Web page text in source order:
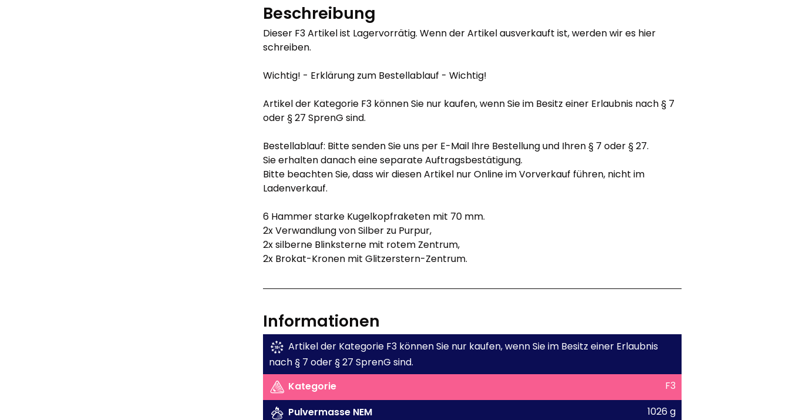
Beschreibung
Dieser F3 Artikel ist Lagervorrätig. Wenn der Artikel ausverkauft ist, werden wir es hier
schreiben.
Wichtig! - Erklärung zum Bestellablauf - Wichtig!
Artikel der Kategorie F3 können Sie nur kaufen, wenn Sie im Besitz einer Erlaubnis nach § 7
oder § 27 SprenG sind.
Bestellablauf: Bitte senden Sie uns per E-Mail Ihre Bestellung und Ihren § 7 oder § 27.
Sie erhalten danach eine separate Auftragsbestätigung.
Bitte beachten Sie, dass wir diesen Artikel nur Online im Vorverkauf führen, nicht im
Ladenverkauf.
6 Hammer starke Kugelkopfraketen mit 70 mm.
2x Verwandlung von Silber zu Purpur,
2x silberne Blinksterne mit rotem Zentrum,
2x Brokat-Kronen mit Glitzerstern-Zentrum.
Informationen
Artikel der Kategorie F3 können Sie nur kaufen, wenn Sie im Besitz einer Erlaubnis
nach § 7 oder § 27 SprenG sind.
Kategorie
F3
Pulvermasse NEM
1026 g